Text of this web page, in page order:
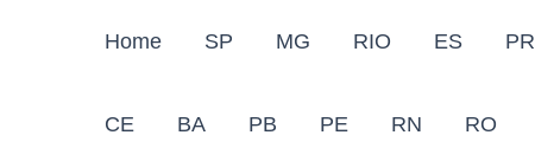
Home SP MG RIO ES PR
CE BA PB PE RN RO